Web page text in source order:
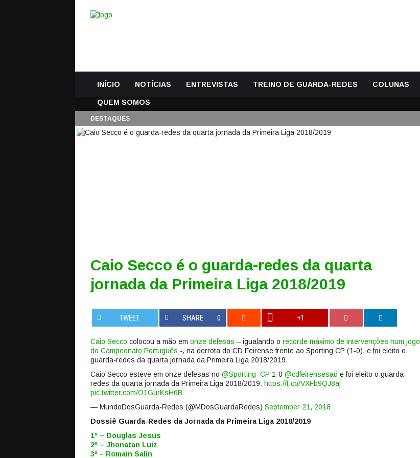
INÍCIO NOTÍCIAS ENTREVISTAS TREINO DE GUARDA-REDES COLUNAS
QUEM SOMOS
DESTAQUES
Caio Secco é o guarda-redes da quarta
jornada da Primeira Liga 2018/2019
TWEET SHARE 0 +1
Caio Secco colocou a mão em onze defesas – igualando o recorde máximo de intervenções num jogo
do Campeonato Português -, na derrota do CD Feirense frente ao Sporting CP (1-0), e foi eleito o
guarda-redes da quarta jornada da Primeira Liga 2018/2019.
Caio Secco esteve em onze defesas no @Sporting_CP 1-0 @cdfeirensesad e foi eleito o guarda-
redes da quarta jornada da Primeira Liga 2018/2019: https://t.co/VXFb9QJ8aj
pic.twitter.com/O1GurKsH6B
— MundoDosGuarda-Redes (@MDosGuardaRedes) September 21, 2018
Dossiê Guarda-Redes da Jornada da Primeira Liga 2018/2019
1º – Douglas Jesus
2º – Jhonatan Luiz
3ª – Romain Salin